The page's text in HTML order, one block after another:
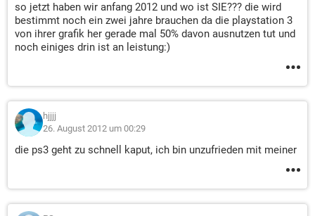
so jetzt haben wir anfang 2012 und wo ist SIE??? die wird
bestimmt noch ein zwei jahre brauchen da die playstation 3
von ihrer grafik her gerade mal 50% davon ausnutzen tut und
noch einiges drin ist an leistung:)
hjjjj
26. August 2012 um 00:29
die ps3 geht zu schnell kaput, ich bin unzufrieden mit meiner